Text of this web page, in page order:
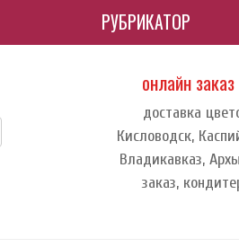
РУБРИКАТОР
онлайн
доставка
Кисловодск,
Владикавказ,
заказ,